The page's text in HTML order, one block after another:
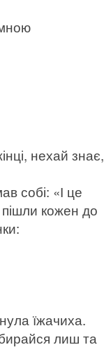
нехай знає,
собі: «І це
кожен до
їжачиха.
лиш та